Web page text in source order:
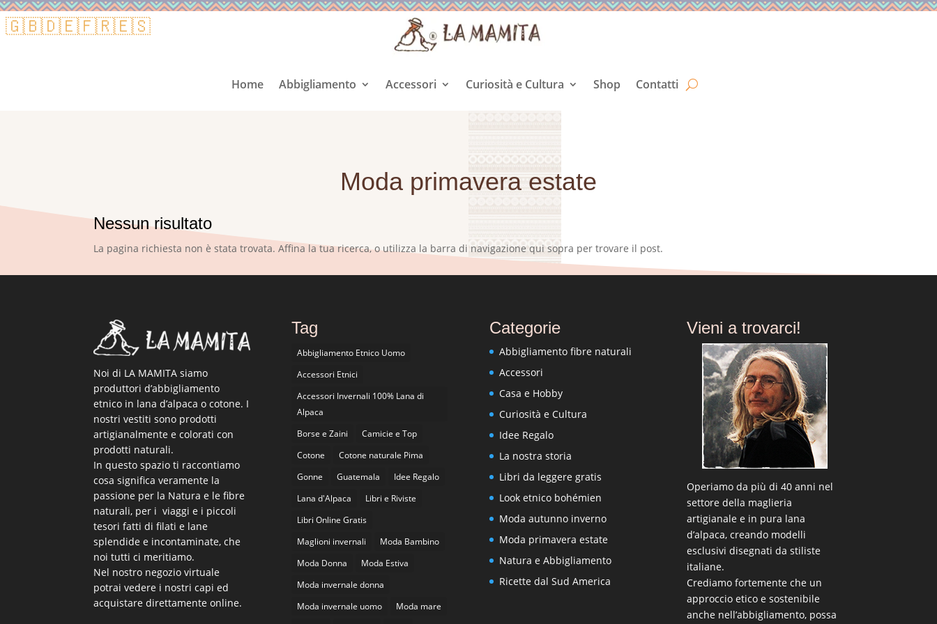
🇬🇧🇩🇪🇫🇷🇪🇸
Home Abbigliamento Accessori Curiosità e Cultura Shop Contatti
Moda primavera estate
Nessun risultato
La pagina richiesta non è stata trovata. Affina la tua ricerca, o utilizza la barra di navigazione qui sopra per trovare il post.
Noi di LA MAMITA siamo
produttori d’abbigliamento
etnico in lana d’alpaca o cotone. I
nostri vestiti sono prodotti
artigianalmente e colorati con
prodotti naturali.
In questo spazio ti raccontiamo
cosa significa veramente la
passione per la Natura e le fibre
naturali, per i viaggi e i piccoli
tesori fatti di filati e lane
splendide e incontaminate, che
noi tutti ci meritiamo.
Nel nostro negozio virtuale
potrai vedere i nostri capi ed
acquistare direttamente online.
Tag
Abbigliamento Etnico Uomo
Accessori Etnici
Accessori Invernali 100% Lana di
Alpaca
Borse e Zaini
Camicie e Top
Cotone
Cotone naturale Pima
Gonne
Guatemala
Idee Regalo
Lana d'Alpaca
Libri e Riviste
Libri Online Gratis
Maglioni invernali
Moda Bambino
Moda Donna
Moda Estiva
Moda invernale donna
Moda invernale uomo
Moda mare
Categorie
Abbigliamento fibre naturali
Accessori
Casa e Hobby
Curiosità e Cultura
Idee Regalo
La nostra storia
Libri da leggere gratis
Look etnico bohémien
Moda autunno inverno
Moda primavera estate
Natura e Abbigliamento
Ricette dal Sud America
Vieni a trovarci!
Operiamo da più di 40 anni nel
settore della maglieria
artigianale e in pura lana
d’alpaca, creando modelli
esclusivi disegnati da stiliste
italiane.
Crediamo fortemente che un
approccio etico e sostenibile
anche nell’abbigliamento, possa